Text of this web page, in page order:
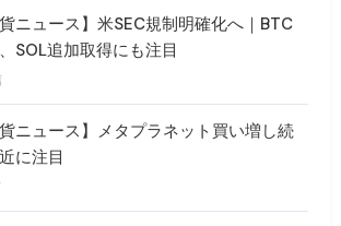
貨ニュース】米SEC規制明確化へ｜BTC
SOL追加取得にも注目
貨ニュース】メタプラネット買い増し続
に注目